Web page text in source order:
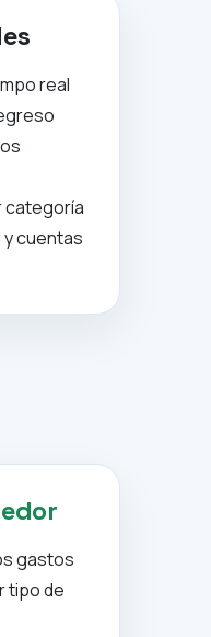
real
categoría
cuentas
gastos
tipo de